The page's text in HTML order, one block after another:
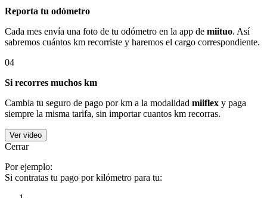
Reporta tu odómetro
Cada mes envía una foto de tu odómetro en la app de miituo. Así
sabremos cuántos km recorriste y haremos el cargo correspondiente.
04
Si recorres muchos km
Cambia tu seguro de pago por km a la modalidad miiflex y paga
siempre la misma tarifa, sin importar cuantos km recorras.
Ver video
Cerrar
Por ejemplo:
Si contratas tu pago por kilómetro para tu: